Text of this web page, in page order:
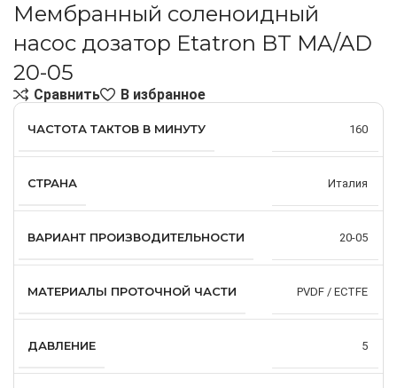
Мембранный соленоидный
насос дозатор Etatron BT MA/AD
20-05
Сравнить В избранное
ЧАСТОТА ТАКТОВ В МИНУТУ 160
СТРАНА Италия
ВАРИАНТ ПРОИЗВОДИТЕЛЬНОСТИ 20-05
МАТЕРИАЛЫ ПРОТОЧНОЙ ЧАСТИ PVDF / ECTFE
ДАВЛЕНИЕ 5